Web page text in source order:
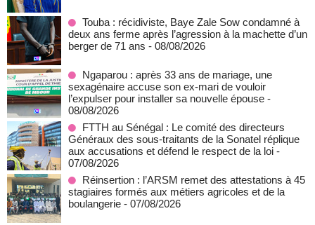
Touba : récidiviste, Baye Zale Sow condamné à
deux ans ferme après l’agression à la machette d’un
berger de 71 ans - 08/08/2026
Ngaparou : après 33 ans de mariage, une
sexagénaire accuse son ex-mari de vouloir
l’expulser pour installer sa nouvelle épouse -
08/08/2026
FTTH au Sénégal : Le comité des directeurs
Généraux des sous-traitants de la Sonatel réplique
aux accusations et défend le respect de la loi -
07/08/2026
Réinsertion : l’ARSM remet des attestations à 45
stagiaires formés aux métiers agricoles et de la
boulangerie - 07/08/2026